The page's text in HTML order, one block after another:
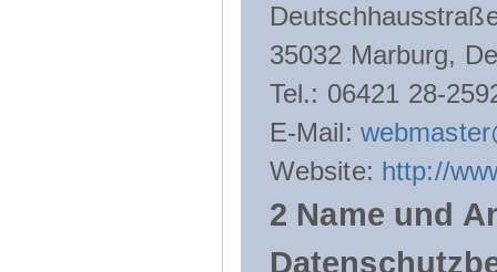
35032 Marburg,
Tel.: 06421 28-
E-Mail:
Website: http://
2 Name und